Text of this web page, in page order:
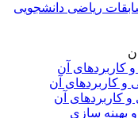
ریاضی دانشجویی
و کاربردهای آن
و کاربردهای آن
و کاربردهای آن
بهینه سازی